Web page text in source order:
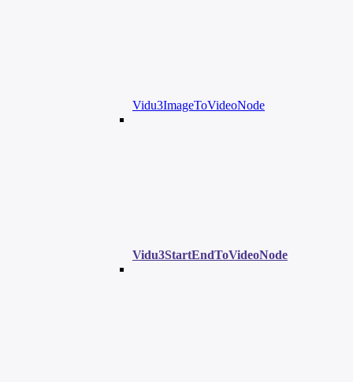
Vidu3ImageToVideoNode
Vidu3StartEndToVideoNode